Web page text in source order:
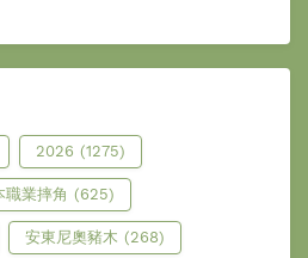
2026 (1275)
職業摔角 (625)
安東尼奧豬木 (268)